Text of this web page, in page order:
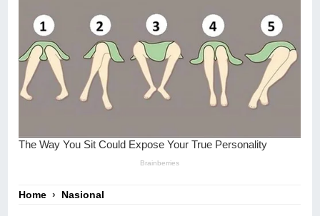
Home › Nasional